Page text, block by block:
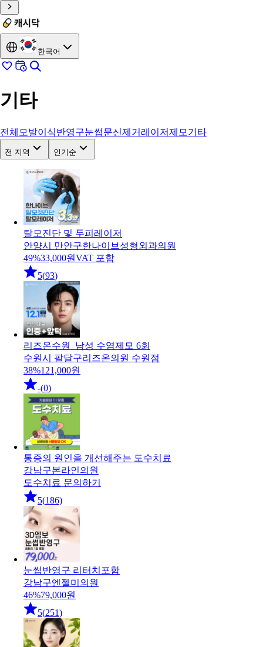
한국어
기타
전체 모발이식반영구눈썹문신제거 레이저제모 기타
전 지역 인기순
탈모진단 및 두피레이저
안양시 만안구한나이브성형외과의원
49%33,000원VAT 포함
5(93)
리즈온수원_남성 수염제모 6회
수원시 팔달구리즈온의원 수원점
38%121,000원
-(0)
통증의 원인을 개선해주는 도수치료
강남구본라인의원
도수치료 문의하기
5(186)
눈썹반영구 리터치포함
강남구엔젤미의원
46%79,000원
5(251)